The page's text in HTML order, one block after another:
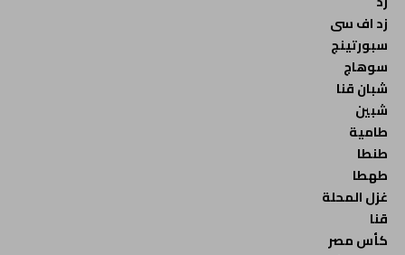
زد اف سى
سبورتينج
سوهاج
شبان قنا
شبين
طامية
طنطا
طهطا
غزل المحلة
قنا
كأس مصر